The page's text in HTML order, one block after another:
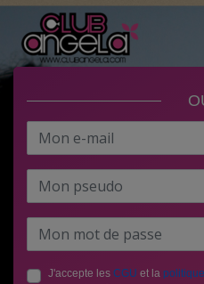
J'accepte les CGU et la